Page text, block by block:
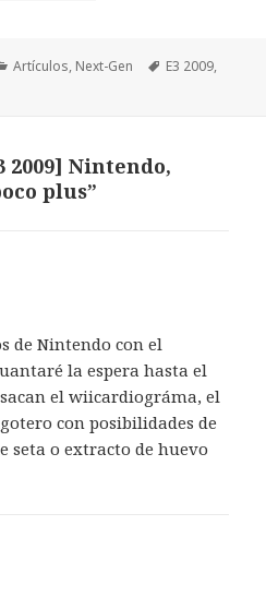
Categorías
Artículos, Next-Gen Etiquetas
E3 2009,
2009] Nintendo,
plus”
de Nintendo con el
la espera hasta el
el wiicardiográma, el
con posibilidades de
seta o extracto de huevo